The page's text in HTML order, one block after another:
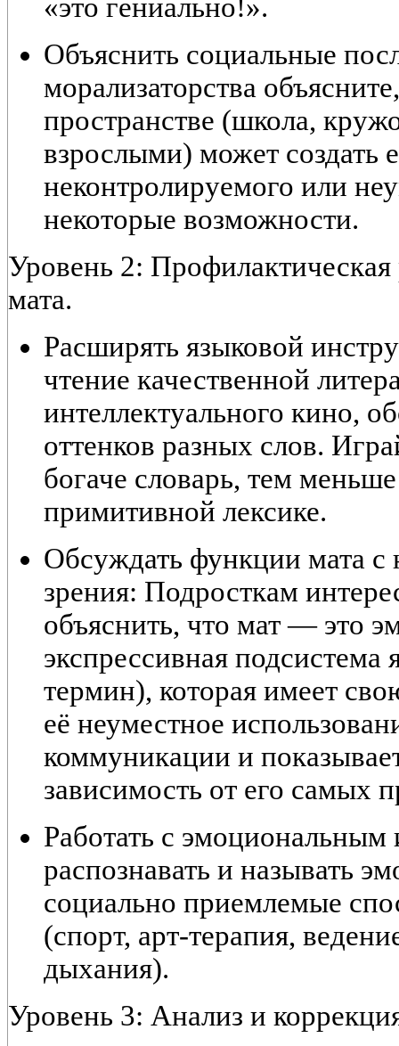
«это гениально!».
Объяснить социальные
морализаторства
пространстве (школа,
взрослыми) может создать
неконтролируемого или
некоторые возможности.
Уровень 2:
мата.
Расширять языковой
чтение качественной
интеллектуального кино,
оттенков разных слов.
богаче словарь, тем
примитивной лексике.
Обсуждать функции мата с
зрения: Подросткам
объяснить, что мат — это
экспрессивная подсистема
термин), которая имеет
её неуместное
коммуникации и
зависимость от его самых
Работать с эмоциональным
распознавать и называть
социально приемлемые
(спорт, арт-терапия,
дыхания).
Уровень 3: Анализ и